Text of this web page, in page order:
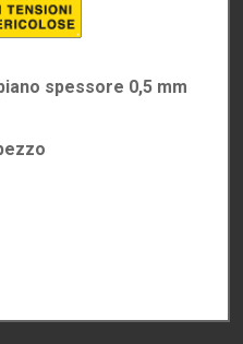
spessore 0,5 mm